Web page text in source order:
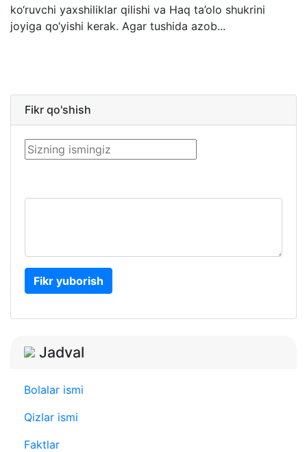
ko‘ruvchi yaxshiliklar qilishi va Haq ta’olo shukrini
joyiga qo‘yishi kerak. Agar tushida azob...
Fikr qo'shish
Fikr yuborish
Jadval
Bolalar ismi
Qizlar ismi
Faktlar